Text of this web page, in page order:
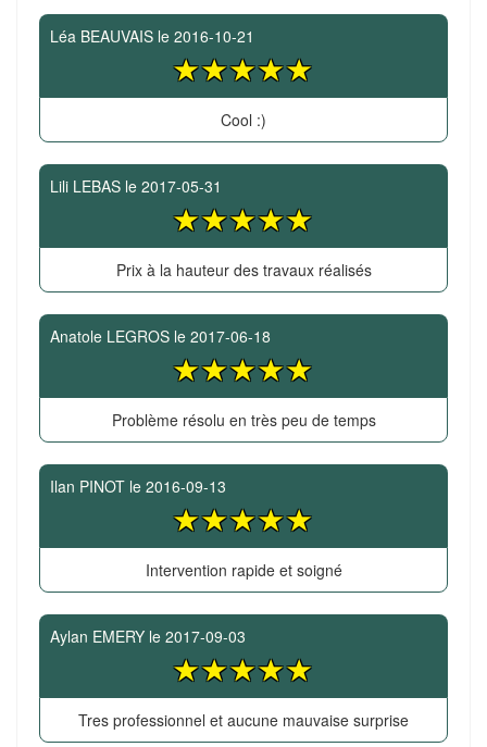
Léa BEAUVAIS le 2016-10-21
Cool :)
Lili LEBAS le 2017-05-31
Prix à la hauteur des travaux réalisés
Anatole LEGROS le 2017-06-18
Problème résolu en très peu de temps
Ilan PINOT le 2016-09-13
Intervention rapide et soigné
Aylan EMERY le 2017-09-03
Tres professionnel et aucune mauvaise surprise